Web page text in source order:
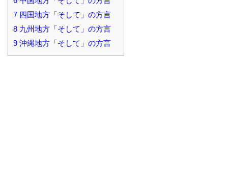
7 四国地方「そして」の方言
8 九州地方「そして」の方言
9 沖縄地方「そして」の方言